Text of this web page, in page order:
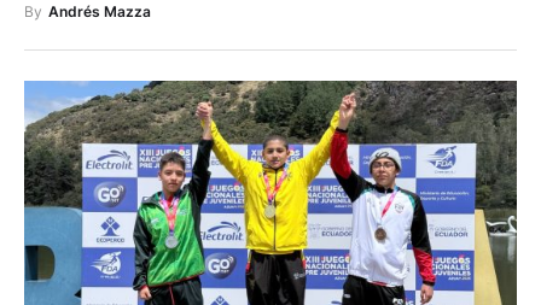
By Andrés Mazza